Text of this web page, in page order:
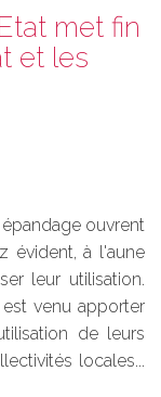
met fin
et les
ouvrent
évident, à l'aune
leur utilisation.
venu apporter
de leurs
locales...